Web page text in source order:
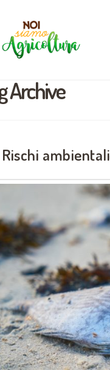
Archive
Rischi